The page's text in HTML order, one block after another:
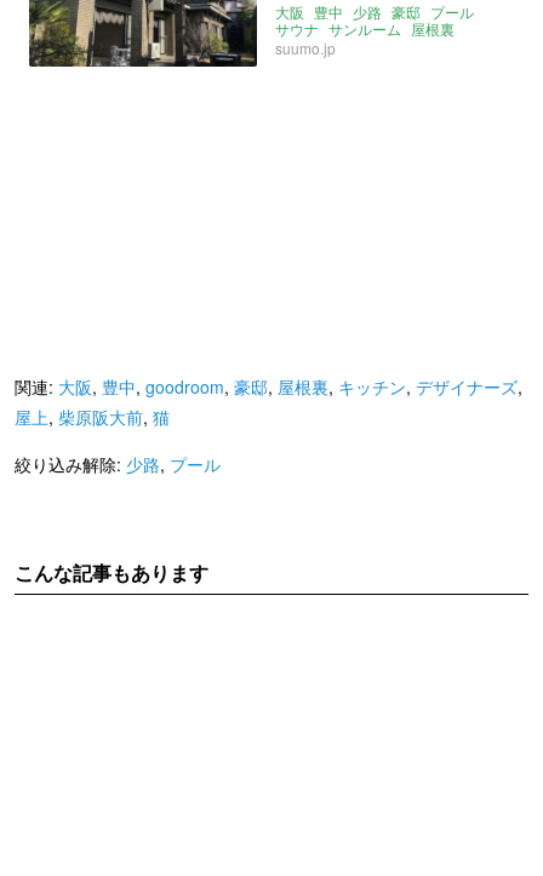
大阪 豊中 少路 豪邸 プール
サウナ サンルーム 屋根裏
suumo.jp
関連: 大阪, 豊中, goodroom, 豪邸, 屋根裏, キッチン, デザイナーズ,
屋上, 柴原阪大前, 猫
絞り込み解除: 少路, プール
こんな記事もあります